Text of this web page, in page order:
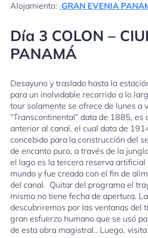
Alojamiento: GRAN EVENIA
Día 3 COLON –
PANAMÁ
Desayuno y traslado hasta la
para un inolvidable recorrido a lo
tour solamente se ofrece de lunes a
“Transcontinental” data de 1885, es
anterior al canal, el cual data de
concebido para la construcción del
de encanto puro, a través de la
el lago es la tercera reserva artificial
mundo y fue creada con el fin de
del canal. Quitar del programa el
mismo no tiene fecha de apertura.
descubriremos por las ventanas del
gran esfuerzo humano que se usó
de esta obra magistral.. Luego,